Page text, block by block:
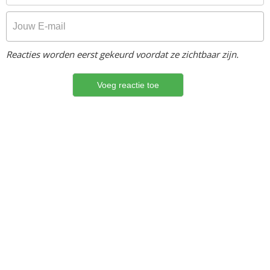
Reacties worden eerst gekeurd voordat ze zichtbaar zijn.